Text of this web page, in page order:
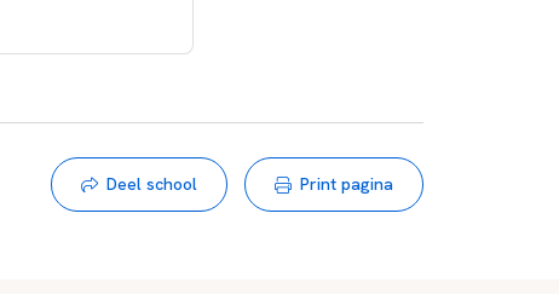
Deel school Print pagina